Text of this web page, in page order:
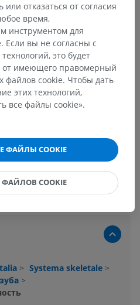
> Systema skeletale >
>
отказаться от согласия
время,
инструментом для
Если вы не согласны с
это будет
от имеющего правомерный
файлов cookie. Чтобы дать
этих технологий,
все файлы cookie».
ФАЙЛЫ COOKIE
COOKIE